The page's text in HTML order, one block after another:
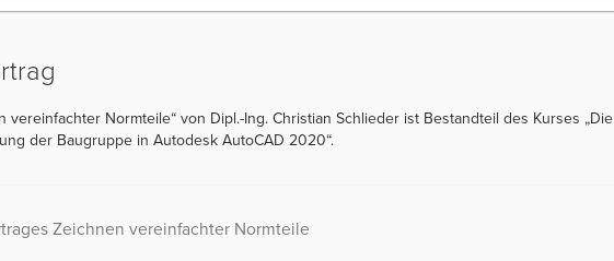
vereinfachter Normteile“ von Dipl.-Ing. Christian Schlieder ist Bestandteil des Kurses „Die
der Baugruppe in Autodesk AutoCAD 2020“.
Zeichnen vereinfachter Normteile